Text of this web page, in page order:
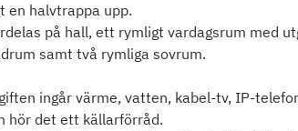
en halvtrappa upp.
på hall, ett rymligt vardagsrum med
samt två rymliga sovrum.
ingår värme, vatten, kabel-tv, IP-
hör det ett källarförråd.